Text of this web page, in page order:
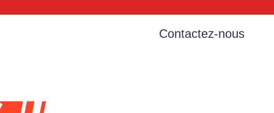
Contactez-nous